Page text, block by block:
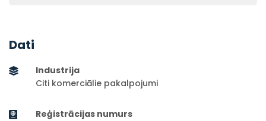
Dati
Industrija
Citi komerciālie pakalpojumi
Reģistrācijas numurs